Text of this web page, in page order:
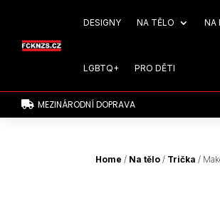
DESIGNY NA TĚLO NA
LGBTQ+ PRO DĚTI
 MEZINÁRODNÍ DOPRAVA
Home / Na tělo / Trička /